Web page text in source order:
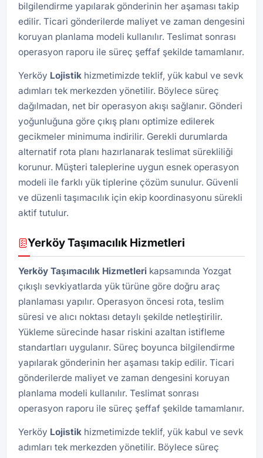
bilgilendirme yapılarak gönderinin her aşaması takip
edilir. Ticari gönderilerde maliyet ve zaman dengesini
koruyan planlama modeli kullanılır. Teslimat sonrası
operasyon raporu ile süreç şeffaf şekilde tamamlanır.
Yerköy Lojistik hizmetimizde teklif, yük kabul ve sevk
adımları tek merkezden yönetilir. Böylece süreç
dağılmadan, net bir operasyon akışı sağlanır. Gönderi
yoğunluğuna göre çıkış planı optimize edilerek
gecikmeler minimuma indirilir. Gerekli durumlarda
alternatif rota planı hazırlanarak teslimat sürekliliği
korunur. Müşteri taleplerine uygun esnek operasyon
modeli ile farklı yük tiplerine çözüm sunulur. Güvenli
ve düzenli taşımacılık için ekip koordinasyonu sürekli
aktif tutulur.
Yerköy Taşımacılık Hizmetleri
Yerköy Taşımacılık Hizmetleri kapsamında Yozgat
çıkışlı sevkiyatlarda yük türüne göre doğru araç
planlaması yapılır. Operasyon öncesi rota, teslim
süresi ve alıcı noktası detaylı şekilde netleştirilir.
Yükleme sürecinde hasar riskini azaltan istifleme
standartları uygulanır. Süreç boyunca bilgilendirme
yapılarak gönderinin her aşaması takip edilir. Ticari
gönderilerde maliyet ve zaman dengesini koruyan
planlama modeli kullanılır. Teslimat sonrası
operasyon raporu ile süreç şeffaf şekilde tamamlanır.
Yerköy Lojistik hizmetimizde teklif, yük kabul ve sevk
adımları tek merkezden yönetilir. Böylece süreç